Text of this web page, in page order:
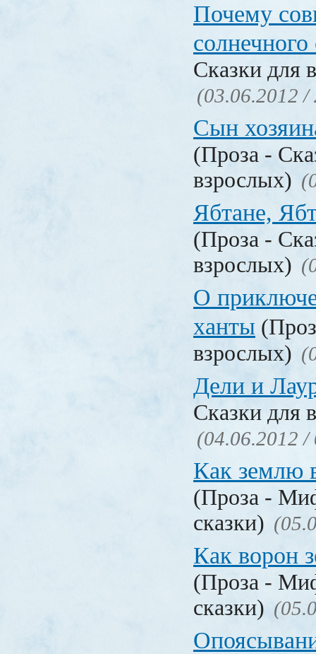
Почему
солнечного
Сказки для
(03.06.2012 /
Сын
(Проза -
взрослых)
Ябтане,
(Проза -
взрослых)
О
ханты
взрослых)
Дели и
Сказки для
(04.06.2012 /
Как землю
(Проза -
сказки)
Как ворон
(Проза -
сказки)